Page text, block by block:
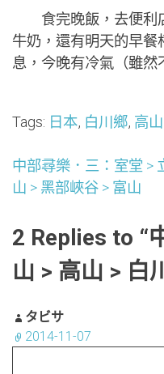
食完晚飯，去便利
牛奶，還有明天的早
息，今晚有冷氣（雖然
Tags: 日本, 白川鄉, 高山
文
導
覽
中部尋樂．三：室堂 >
山 > 黑部峽谷 > 富山
2 Replies to “
山 > 高山 > 白
タビサ
2014-11-07